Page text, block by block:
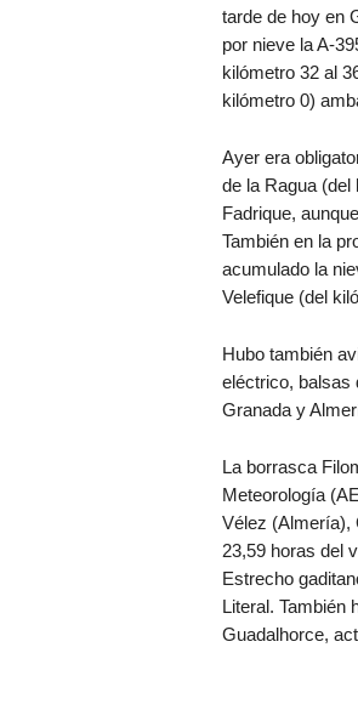
tarde de hoy en
por nieve la A-
kilómetro 32 al
kilómetro 0)
Ayer era
de la Ragua (del
Fadrique,
También en la
acumulado la
Velefique (del
Hubo también
eléctrico, balsas
Granada y
La borrasca
Meteorología
Vélez (Almería),
23,59 horas del
Estrecho
Literal. También
Guadalhorce,